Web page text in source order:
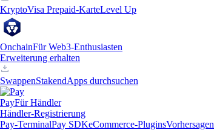
KryptoVisa Prepaid-KarteLevel Up
OnchainFür Web3-Enthusiasten
Erweiterung erhalten
SwappenStakendApps durchsuchen
PayFür Händler
Händler-Registrierung
Pay-TerminalPay SDKeCommerce-PluginsVorhersagen